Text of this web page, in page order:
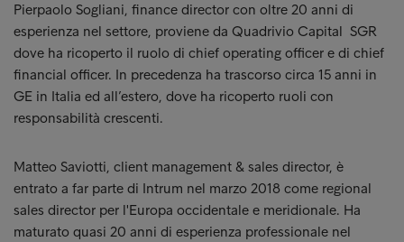
Pierpaolo Sogliani, finance director con oltre 20 anni di
esperienza nel settore, proviene da Quadrivio Capital SGR
dove ha ricoperto il ruolo di chief operating officer e di chief
financial officer. In precedenza ha trascorso circa 15 anni in
GE in Italia ed all’estero, dove ha ricoperto ruoli con
responsabilità crescenti.
Matteo Saviotti, client management & sales director, è
entrato a far parte di Intrum nel marzo 2018 come regional
sales director per l'Europa occidentale e meridionale. Ha
maturato quasi 20 anni di esperienza professionale nel